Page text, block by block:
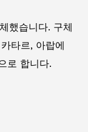
했습니다. 구체
타르, 아랍에
로 합니다.